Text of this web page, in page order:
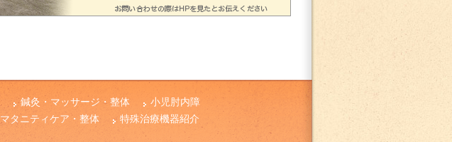
鍼灸・マッサージ・整体
小児肘内障
マタニティケア・整体
特殊治療機器紹介